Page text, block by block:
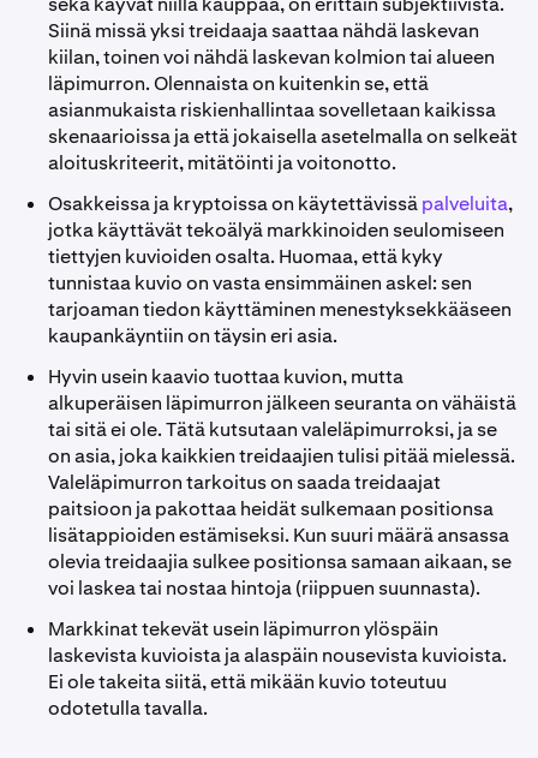
Siinä missä yksi treidaaja saattaa nähdä laskevan
kiilan, toinen voi nähdä laskevan kolmion tai alueen
läpimurron. Olennaista on kuitenkin se, että
asianmukaista riskienhallintaa sovelletaan kaikissa
skenaarioissa ja että jokaisella asetelmalla on selkeät
aloituskriteerit, mitätöinti ja voitonotto.
Osakkeissa ja kryptoissa on käytettävissäpalveluita,
jotka käyttävät tekoälyä markkinoiden seulomiseen
tiettyjen kuvioiden osalta. Huomaa, että kyky
tunnistaa kuvio on vasta ensimmäinen askel: sen
tarjoaman tiedon käyttäminen menestyksekkääseen
kaupankäyntiin on täysin eri asia.
Hyvin usein kaavio tuottaa kuvion, mutta
alkuperäisen läpimurron jälkeen seuranta on vähäistä
tai sitä ei ole. Tätä kutsutaan valeläpimurroksi, ja se
on asia, joka kaikkien treidaajien tulisi pitää mielessä.
Valeläpimurron tarkoitus on saada treidaajat
paitsioon ja pakottaa heidät sulkemaan positionsa
lisätappioiden estämiseksi. Kun suuri määrä ansassa
olevia treidaajia sulkee positionsa samaan aikaan, se
voi laskea tai nostaa hintoja (riippuen suunnasta).
Markkinat tekevät usein läpimurron ylöspäin
laskevista kuvioista ja alaspäin nousevista kuvioista.
Ei ole takeita siitä, että mikään kuvio toteutuu
odotetulla tavalla.